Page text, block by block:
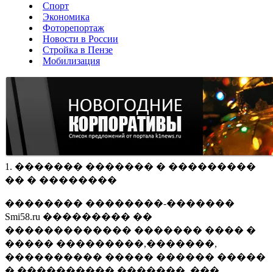
Спорт
Экономика
Фоторепортаж
Новости в России
Стройка в Пензе
Мобилизация
1. ������� ������� � ���������
�� � ��������
�������� ��������-�������
Smi58.ru ��������� ��
������������� ������� ���� �
����� ���������,�������,
���������� ����� ������ �����